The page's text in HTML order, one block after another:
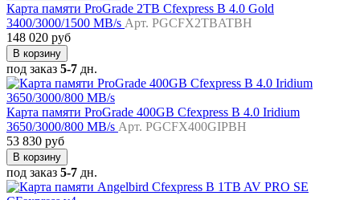
Карта памяти ProGrade 2TB Cfexpress B 4.0 Gold
3400/3000/1500 MB/s Арт. PGCFX2TBATBH
148 020 руб
В корзину
под заказ 5-7 дн.
Карта памяти ProGrade 400GB Cfexpress B 4.0 Iridium
3650/3000/800 MB/s Арт. PGCFX400GIPBH
53 830 руб
В корзину
под заказ 5-7 дн.